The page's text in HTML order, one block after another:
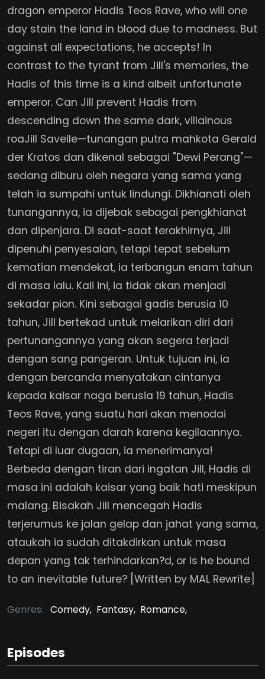
dragon emperor Hadis Teos Rave, who will one
day stain the land in blood due to madness. But
against all expectations, he accepts! In
contrast to the tyrant from Jill's memories, the
Hadis of this time is a kind albeit unfortunate
emperor. Can Jill prevent Hadis from
descending down the same dark, villainous
roaJill Savelle—tunangan putra mahkota Gerald
der Kratos dan dikenal sebagai "Dewi Perang"—
sedang diburu oleh negara yang sama yang
telah ia sumpahi untuk lindungi. Dikhianati oleh
tunangannya, ia dijebak sebagai pengkhianat
dan dipenjara. Di saat-saat terakhirnya, Jill
dipenuhi penyesalan, tetapi tepat sebelum
kematian mendekat, ia terbangun enam tahun
di masa lalu. Kali ini, ia tidak akan menjadi
sekadar pion. Kini sebagai gadis berusia 10
tahun, Jill bertekad untuk melarikan diri dari
pertunangannya yang akan segera terjadi
dengan sang pangeran. Untuk tujuan ini, ia
dengan bercanda menyatakan cintanya
kepada kaisar naga berusia 19 tahun, Hadis
Teos Rave, yang suatu hari akan menodai
negeri itu dengan darah karena kegilaannya.
Tetapi di luar dugaan, ia menerimanya!
Berbeda dengan tiran dari ingatan Jill, Hadis di
masa ini adalah kaisar yang baik hati meskipun
malang. Bisakah Jill mencegah Hadis
terjerumus ke jalan gelap dan jahat yang sama,
ataukah ia sudah ditakdirkan untuk masa
depan yang tak terhindarkan?d, or is he bound
to an inevitable future? [Written by MAL Rewrite]
Genres: Comedy, Fantasy, Romance,
Episodes